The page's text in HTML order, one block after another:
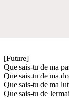
[Future]
Que sais-tu de ma
Que sais-tu de ma
Que sais-tu de ma
Que sais-tu de